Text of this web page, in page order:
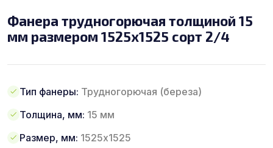
Фанера трудногорючая толщиной 15
мм размером 1525х1525 сорт 2/4
Тип фанеры: Трудногорючая (береза)
Толщина, мм: 15 мм
Размер, мм: 1525х1525